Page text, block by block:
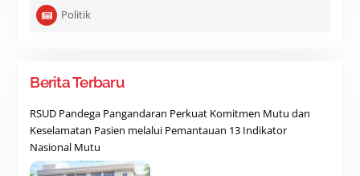
Politik
Berita Terbaru
RSUD Pandega Pangandaran Perkuat Komitmen Mutu dan
Keselamatan Pasien melalui Pemantauan 13 Indikator
Nasional Mutu